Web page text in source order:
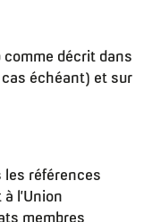
comme décrit dans
échéant) et sur
références
l’Union
membres